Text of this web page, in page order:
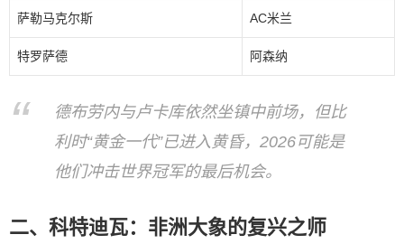
萨勒马克尔斯 AC米兰
特罗萨德 阿森纳
德布劳内与卢卡库依然坐镇中前场，但比
利时“黄金一代”已进入黄昏，2026可能是
他们冲击世界冠军的最后机会。
二、科特迪瓦：非洲大象的复兴之师